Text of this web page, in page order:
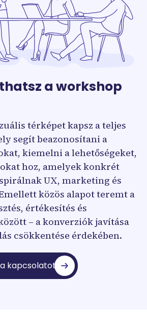
a workshop
térképet kapsz a teljes
segít beazonosítani a
kiemelni a lehetőségeket,
hoz, amelyek konkrét
UX, marketing és
közös alapot teremt a
értékesítés és
– a konverziók javítása
csökkentése érdekében.
kapcsolatot